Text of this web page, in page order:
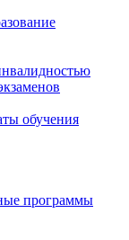
обучения
программы